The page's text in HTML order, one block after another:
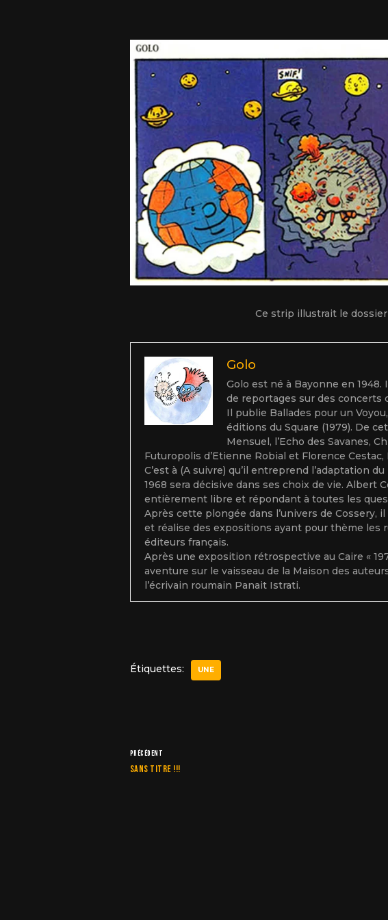
Ce strip illustrait le dossier
Golo
Golo est né à Bayonne en
de reportages sur des concerts
Il publie Ballades pour un
éditions du Square (1979). De
Mensuel, l’Echo des Savanes,
Futuropolis d’Etienne Robial et Florence Cestac,
C’est à (A suivre) qu’il entreprend l’adaptation
1968 sera décisive dans ses choix de vie. Albert
entièrement libre et répondant à toutes les
Après cette plongée dans l’univers de Cossery,
et réalise des expositions ayant pour thème les
éditeurs français.
Après une exposition rétrospective au Caire «
aventure sur le vaisseau de la Maison des
l’écrivain roumain Panait Istrati.
Étiquettes: UNE
PRÉCÉDENT
Sans titre !!!